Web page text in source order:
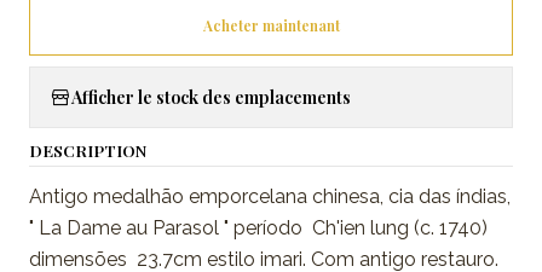
Acheter maintenant
Afficher le stock des emplacements
DESCRIPTION
Antigo medalhão emporcelana chinesa, cia das índias,
" La Dame au Parasol " período Ch'ien lung (c. 1740)
dimensões 23.7cm estilo imari. Com antigo restauro.